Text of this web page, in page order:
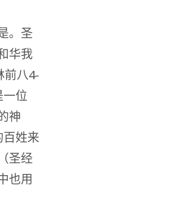
。圣
华我
前八4-
位
神
百姓来
圣经
也用